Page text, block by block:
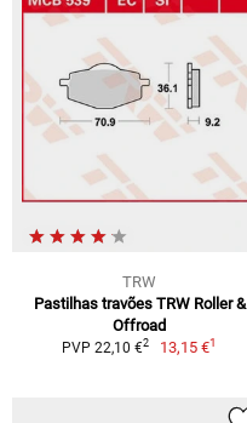
TRW
Pastilhas travões TRW Roller &
Offroad
PVP 22,10 €2 13,15 €1